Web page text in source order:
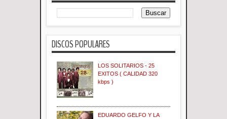
DISCOS POPULARES
LOS SOLITARIOS - 25
EXITOS ( CALIDAD 320
kbps )
EDUARDO GELFO Y LA